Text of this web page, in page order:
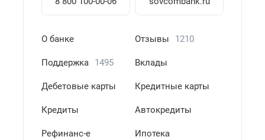
О банке Отзывы 1210
Поддержка 1495 Вклады
Дебетовые карты Кредитные карты
Кредиты Автокредиты
Рефинанс-е Ипотека